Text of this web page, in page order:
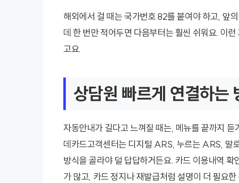
해외에서 걸 때는 국가번호 82를 붙여야 하고, 앞
데 한 번만 적어두면 다음부터는 훨씬 쉬워요. 이
고요.
상담원 빠르게 연결하는
자동안내가 길다고 느껴질 때는, 메뉴를 끝까지
데카드고객센터는 디지털 ARS, 누르는 ARS, 말
방식을 골라야 덜 답답하거든요. 카드 이용내역
가 많고, 카드 정지나 재발급처럼 설명이 더 필요